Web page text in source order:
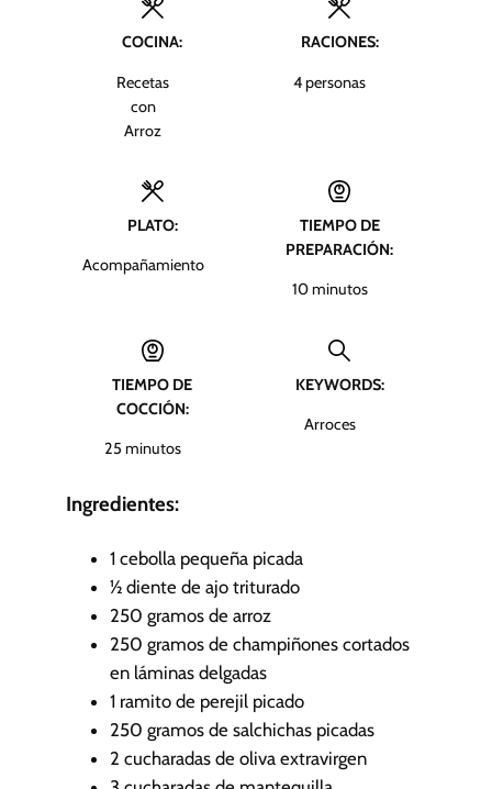
COCINA:
Recetas
con
Arroz
RACIONES:
4personas
PLATO:
Acompañamiento
TIEMPO DE
PREPARACIÓN:
10m
t
s
minutos
TIEMPO DE
COCCIÓN:
25 m
n
o
s
minutos
KEYWORDS:
Arroces
Ingredientes:
1 cebolla pequeña picada
½ diente de ajo triturado
250 gramos de arroz
250 gramos de champiñones cortados
en láminas delgadas
1 ramito de perejil picado
250 gramos de salchichas picadas
2 cucharadas de oliva extravirgen